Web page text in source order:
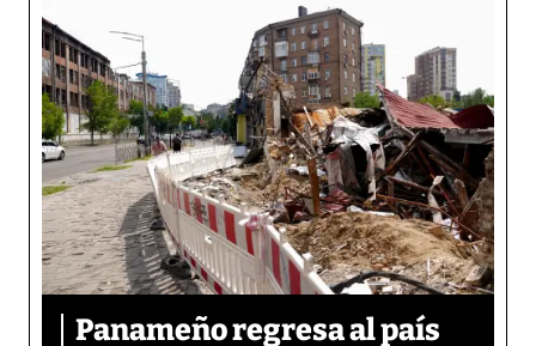
Panameño regresa al país